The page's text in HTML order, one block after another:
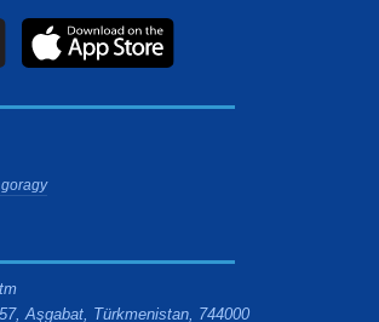
Aşgabat, Türkmenistan, 744000